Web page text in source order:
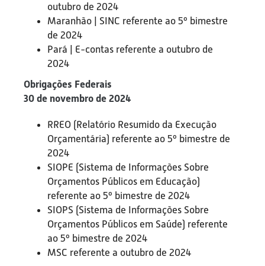
outubro de 2024
Maranhão | SINC referente ao 5º bimestre
de 2024
Pará | E-contas referente a outubro de
2024
Obrigações Federais
30 de novembro de 2024
RREO (Relatório Resumido da Execução
Orçamentária) referente ao 5º bimestre de
2024
SIOPE (Sistema de Informações Sobre
Orçamentos Públicos em Educação)
referente ao 5º bimestre de 2024
SIOPS (Sistema de Informações Sobre
Orçamentos Públicos em Saúde) referente
ao 5º bimestre de 2024
MSC referente a outubro de 2024